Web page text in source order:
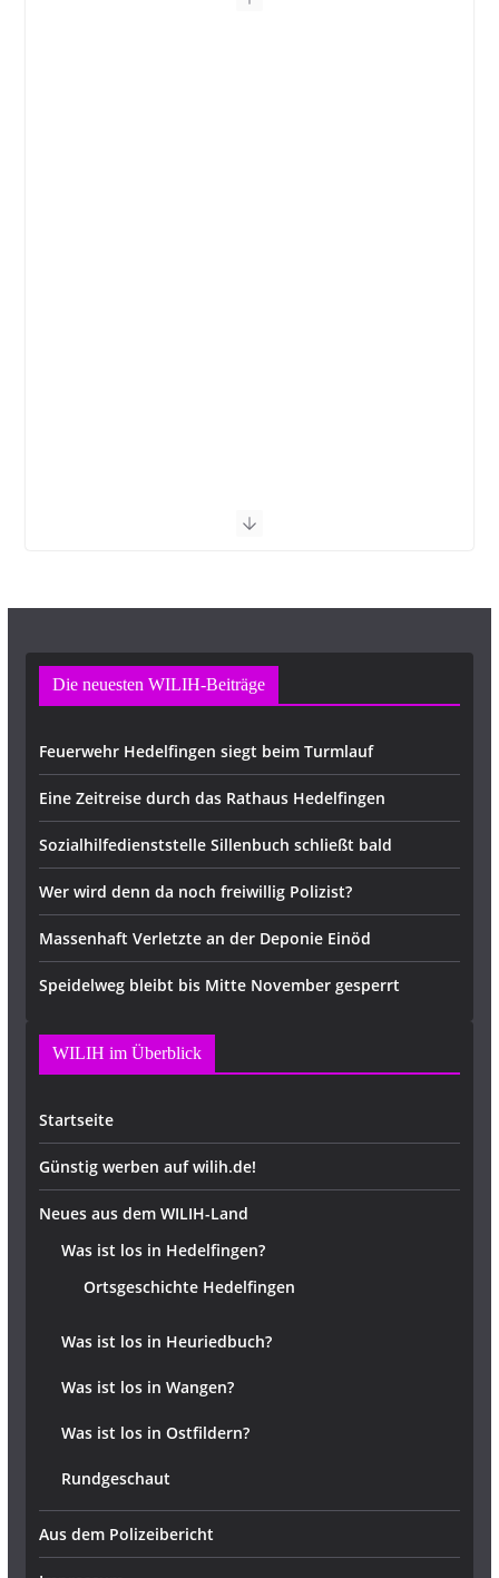
Die neuesten WILIH-Beiträge
Feuerwehr Hedelfingen siegt beim Turmlauf
Eine Zeitreise durch das Rathaus Hedelfingen
Sozialhilfedienststelle Sillenbuch schließt bald
Wer wird denn da noch freiwillig Polizist?
Massenhaft Verletzte an der Deponie Einöd
Speidelweg bleibt bis Mitte November gesperrt
WILIH im Überblick
Startseite
Günstig werben auf wilih.de!
Neues aus dem WILIH-Land
Was ist los in Hedelfingen?
Ortsgeschichte Hedelfingen
Was ist los in Heuriedbuch?
Was ist los in Wangen?
Was ist los in Ostfildern?
Rundgeschaut
Aus dem Polizeibericht